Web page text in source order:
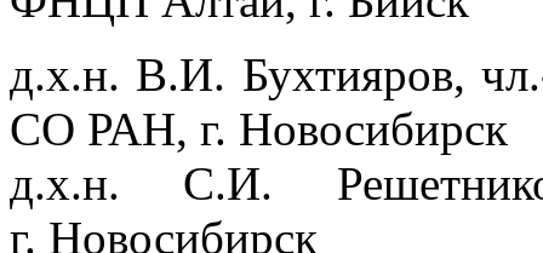
д.х.н. В.И. Бухтияров,
СО РАН, г. Новосибирск
д.х.н. С.И.
г. Новосибирск